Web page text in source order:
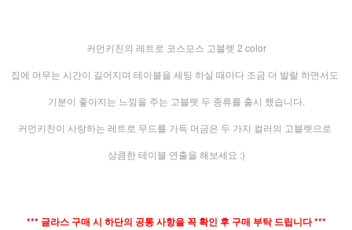
커먼키친의 레트로 코스모스 고블렛 2 color
집에 머무는 시간이 길어지며 테이블을 세팅 하실 때마다 조금 더 발랄 하면서도
기분이 좋아지는 느낌을 주는 고블렛 두 종류를 출시 했습니다.
커먼키친이 사랑하는 레트로 무드를 가득 머금은 두 가지 컬러의 고블렛으로
상큼한 테이블 연출을 해보세요 :)
*** 글라스 구매 시 하단의 공통 사항을 꼭 확인 후 구매 부탁 드립니다 ***